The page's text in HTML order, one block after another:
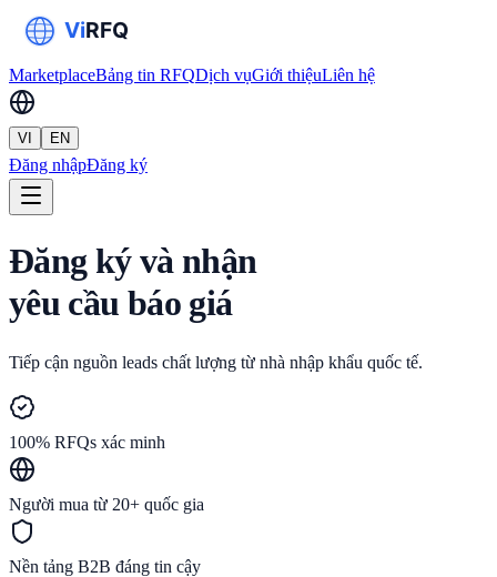
MarketplaceBảng tin RFQDịch vụGiới thiệuLiên hệ
VI EN
Đăng nhậpĐăng ký
Đăng ký và nhận
yêu cầu báo giá
Tiếp cận nguồn leads chất lượng từ nhà nhập khẩu quốc tế.
100% RFQs xác minh
Người mua từ 20+ quốc gia
Nền tảng B2B đáng tin cậy